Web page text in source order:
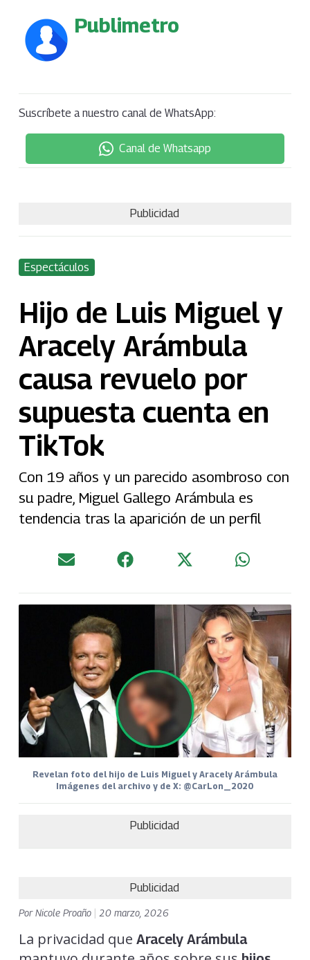
Publimetro
Suscríbete a nuestro canal de WhatsApp:
Canal de Whatsapp
Publicidad
Espectáculos
Hijo de Luis Miguel y
Aracely Arámbula
causa revuelo por
supuesta cuenta en
TikTok
Con 19 años y un parecido asombroso con
su padre, Miguel Gallego Arámbula es
tendencia tras la aparición de un perfil
Revelan foto del hijo de Luis Miguel y Aracely Arámbula
Imágenes del archivo y de X: @CarLon_2020
Publicidad
Publicidad
PorNicole Proaño 20 marzo, 2026
La privacidad que Aracely Arámbula